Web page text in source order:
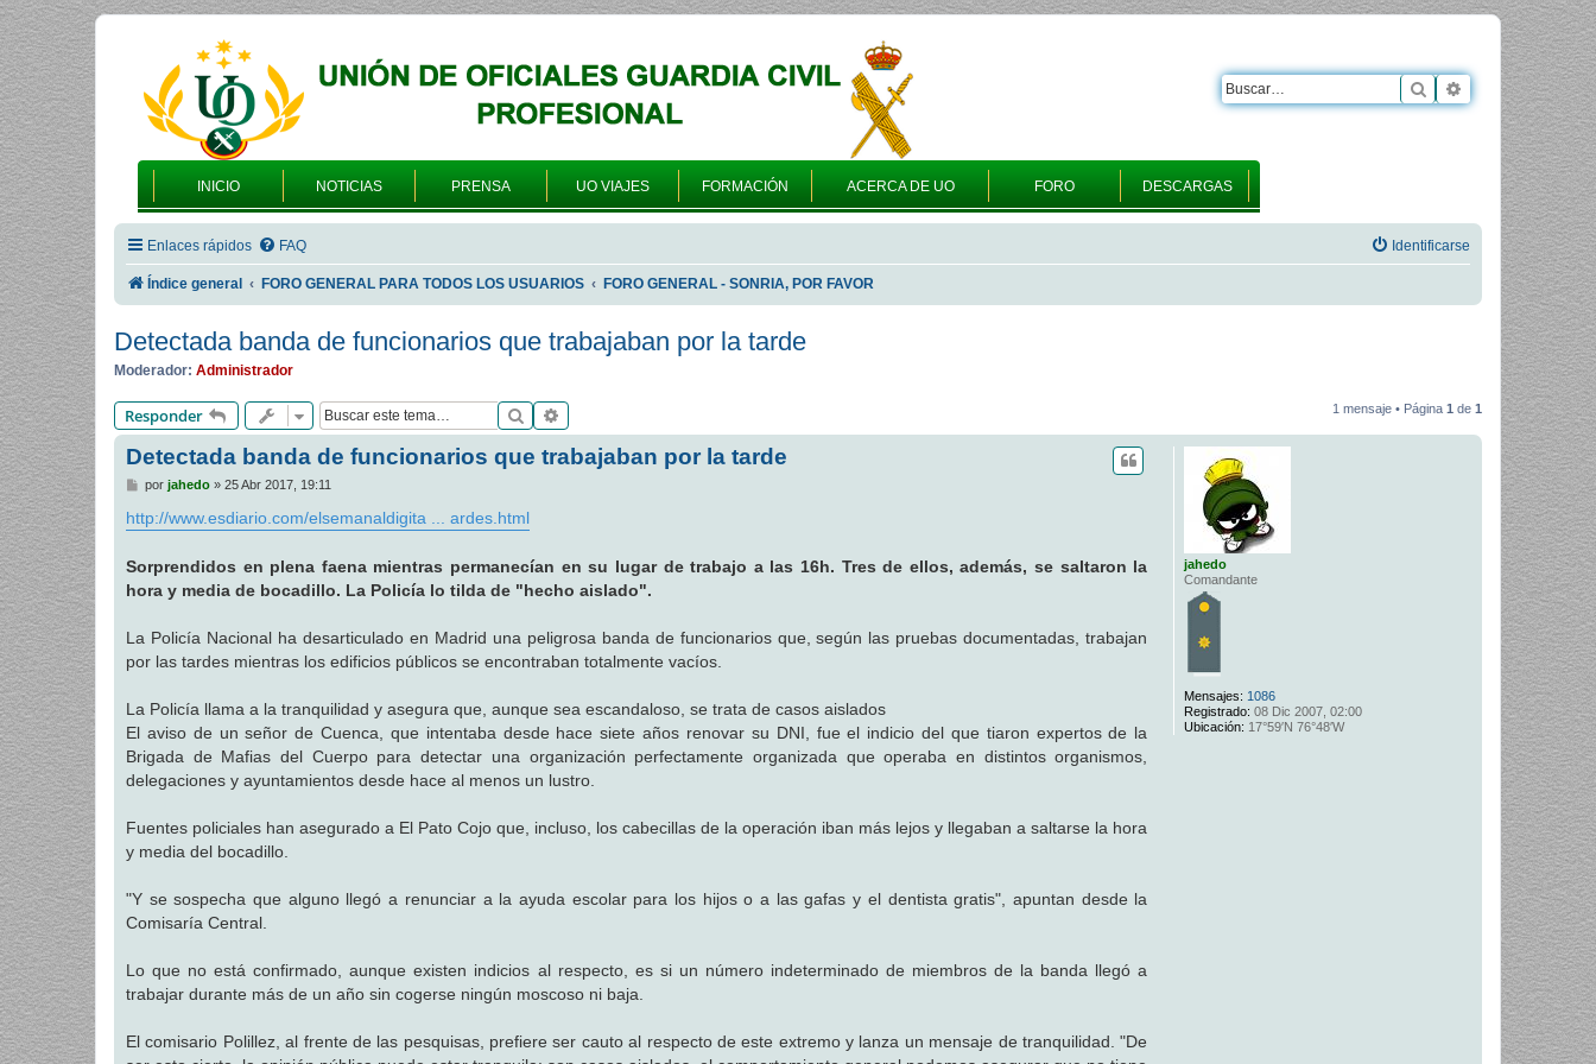
INICIO NOTICIAS PRENSA UO VIAJES FORMACIÓN ACERCA DE UO FORO DESCARGAS
Buscar Búsqueda
Enlaces rápidos FAQ Identificarse
Índice general FORO GENERAL PARA TODOS LOS USUARIOS FORO GENERAL - SONRIA, POR FAVOR
Detectada banda de funcionarios que trabajaban por la tarde
Moderador: Administrador
Responder Buscar 1 mensaje • Página 1 de 1
jahedo
Comandante
Mensajes: 1086
Registrado: 08 Dic 2007, 02:00
Ubicación: 17°59′N 76°48′W
Detectada banda de funcionarios que trabajaban por la tarde
M
n
s
e
por jahedo» 25 Abr 2017, 19:11
http://www.esdiario.com/elsemanaldigita ... ardes.html
Sorprendidos en plena faena mientras permanecían en su lugar de trabajo a las 16h. Tres de ellos, además, se saltaron la
hora y media de bocadillo. La Policía lo tilda de "hecho aislado".
La Policía Nacional ha desarticulado en Madrid una peligrosa banda de funcionarios que, según las pruebas documentadas, trabajan
por las tardes mientras los edificios públicos se encontraban totalmente vacíos.
La Policía llama a la tranquilidad y asegura que, aunque sea escandaloso, se trata de casos aislados
El aviso de un señor de Cuenca, que intentaba desde hace siete años renovar su DNI, fue el indicio del que tiaron expertos de la
Brigada de Mafias del Cuerpo para detectar una organización perfectamente organizada que operaba en distintos organismos,
delegaciones y ayuntamientos desde hace al menos un lustro.
Fuentes policiales han asegurado a El Pato Cojo que, incluso, los cabecillas de la operación iban más lejos y llegaban a saltarse la hora
y media del bocadillo.
"Y se sospecha que alguno llegó a renunciar a la ayuda escolar para los hijos o a las gafas y el dentista gratis", apuntan desde la
Comisaría Central.
Lo que no está confirmado, aunque existen indicios al respecto, es si un número indeterminado de miembros de la banda llegó a
trabajar durante más de un año sin cogerse ningún moscoso ni baja.
El comisario Polillez, al frente de las pesquisas, prefiere ser cauto al respecto de este extremo y lanza un mensaje de tranquilidad. "De